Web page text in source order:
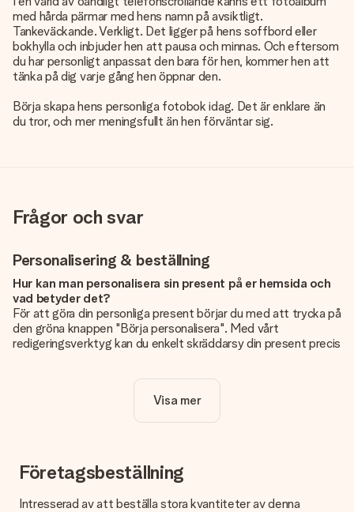
med hårda pärmar med hens namn på avsiktligt.
Tankeväckande. Verkligt. Det ligger på hens soffbord eller
bokhylla och inbjuder hen att pausa och minnas. Och eftersom
du har personligt anpassat den bara för hen, kommer hen att
tänka på dig varje gång hen öppnar den.
Börja skapa hens personliga fotobok idag. Det är enklare än
du tror, och mer meningsfullt än hen förväntar sig.
Frågor och svar
Personalisering & beställning
Hur kan man personalisera sin present på er hemsida och
vad betyder det?
För att göra din personliga present börjar du med att trycka på
den gröna knappen "Börja personalisera". Med vårt
redigeringsverktyg kan du enkelt skräddarsy din present precis
Kostar det något extra att personalisera sin present?
Hur vet jag att min bild har tillräckligt hög kvalitet?
det viktigt att använda foton av hög kvalitet. Om du är osäker
Visa mer
Företagsbeställning
Intresserad av att beställa stora kvantiteter av denna